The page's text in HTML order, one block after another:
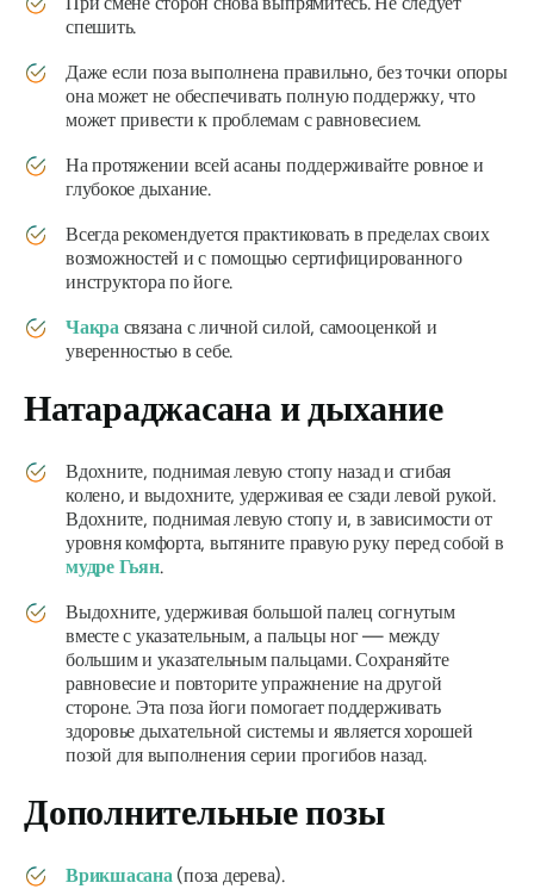
спешить.
Даже если поза выполнена правильно, без точки опоры
она может не обеспечивать полную поддержку, что
может привести к проблемам с равновесием.
На протяжении всей асаны поддерживайте ровное и
глубокое дыхание.
Всегда рекомендуется практиковать в пределах своих
возможностей и с помощью сертифицированного
инструктора по йоге.
Чакрасвязана с личной силой, самооценкой и
уверенностью в себе.
Натараджасанаи дыхание
Вдохните, поднимая левую стопу назад и сгибая
колено, и выдохните, удерживая ее сзади левой рукой.
Вдохните, поднимая левую стопу и, в зависимости от
уровня комфорта, вытяните правую руку перед собой в
мудре Гьян.
Выдохните, удерживая большой палец согнутым
вместе с указательным, а пальцы ног — между
большим и указательным пальцами. Сохраняйте
равновесие и повторите упражнение на другой
стороне. Эта поза йоги помогает поддерживать
здоровье дыхательной системы и является хорошей
позой для выполнения серии прогибов назад.
Дополнительные позы
Врикшасана(поза дерева).